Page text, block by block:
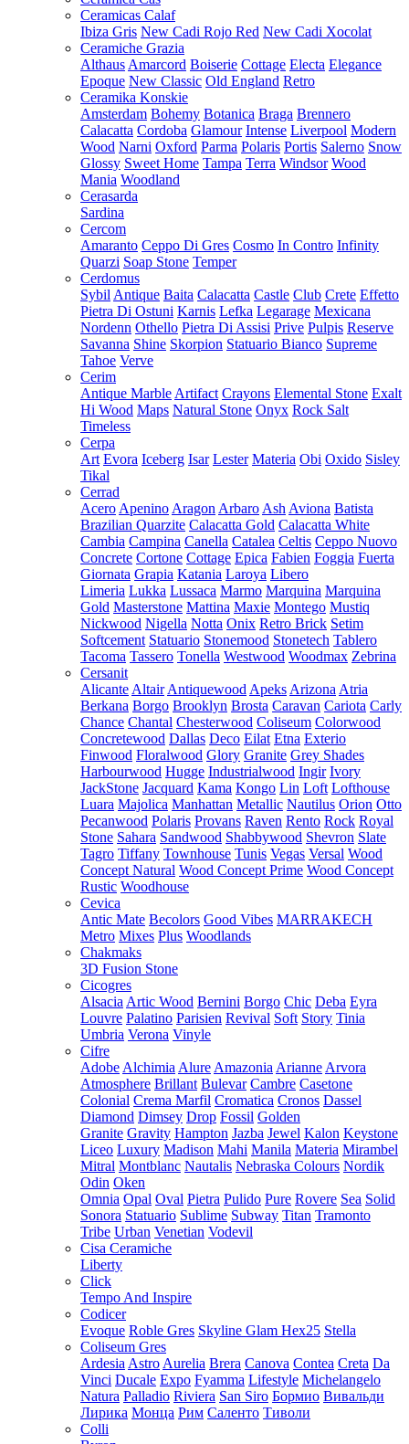
Ceramicas Calaf
Ibiza Gris New Cadi Rojo Red New Cadi Xocolat
Ceramiche Grazia
Althaus Amarcord Boiserie Cottage Electa Elegance
Epoque New Classic Old England Retro
Ceramika Konskie
Amsterdam Bohemy Botanica Braga Brennero
Calacatta Cordoba Glamour Intense Liverpool Modern
Wood Narni Oxford Parma Polaris Portis Salerno Snow
Glossy Sweet Home Tampa Terra Windsor Wood
Mania Woodland
Cerasarda
Sardina
Cercom
Amaranto Ceppo Di Gres Cosmo In Contro Infinity
Quarzi Soap Stone Temper
Cerdomus
Sybil Antique Baita Calacatta Castle Club Crete Effetto
Pietra Di Ostuni Karnis Lefka Legarage Mexicana
Nordenn Othello Pietra Di Assisi Prive Pulpis Reserve
Savanna Shine Skorpion Statuario Bianco Supreme
Tahoe Verve
Cerim
Antique Marble Artifact Crayons Elemental Stone Exalt
Hi Wood Maps Natural Stone Onyx Rock Salt
Timeless
Cerpa
Art Evora Iceberg Isar Lester Materia Obi Oxido Sisley
Tikal
Cerrad
Acero Apenino Aragon Arbaro Ash Aviona Batista
Brazilian Quarzite Calacatta Gold Calacatta White
Cambia Campina Canella Catalea Celtis Ceppo Nuovo
Concrete Cortone Cottage Epica Fabien Foggia Fuerta
Giornata Grapia Katania Laroya Libero
Limeria Lukka Lussaca Marmo Marquina Marquina
Gold Masterstone Mattina Maxie Montego Mustiq
Nickwood Nigella Notta Onix Retro Brick Setim
Softcement Statuario Stonemood Stonetech Tablero
Tacoma Tassero Tonella Westwood Woodmax Zebrina
Cersanit
Alicante Altair Antiquewood Apeks Arizona Atria
Berkana Borgo Brooklyn Brosta Caravan Cariota Carly
Chance Chantal Chesterwood Coliseum Colorwood
Concretewood Dallas Deco Eilat Etna Exterio
Finwood Floralwood Glory Granite Grey Shades
Harbourwood Hugge Industrialwood Ingir Ivory
JackStone Jacquard Kama Kongo Lin Loft Lofthouse
Luara Majolica Manhattan Metallic Nautilus Orion Otto
Pecanwood Polaris Provans Raven Rento Rock Royal
Stone Sahara Sandwood Shabbywood Shevron Slate
Tagro Tiffany Townhouse Tunis Vegas Versal Wood
Concept Natural Wood Concept Prime Wood Concept
Rustic Woodhouse
Cevica
Antic Mate Becolors Good Vibes MARRAKECH
Metro Mixes Plus Woodlands
Chakmaks
3D Fusion Stone
Cicogres
Alsacia Artic Wood Bernini Borgo Chic Deba Eyra
Louvre Palatino Parisien Revival Soft Story Tinia
Umbria Verona Vinyle
Cifre
Adobe Alchimia Alure Amazonia Arianne Arvora
Atmosphere Brillant Bulevar Cambre Casetone
Colonial Crema Marfil Cromatica Cronos Dassel
Diamond Dimsey Drop Fossil Golden
Granite Gravity Hampton Jazba Jewel Kalon Keystone
Liceo Luxury Madison Mahi Manila Materia Mirambel
Mitral Montblanc Nautalis Nebraska Colours Nordik
Odin Oken
Omnia Opal Oval Pietra Pulido Pure Rovere Sea Solid
Sonora Statuario Sublime Subway Titan Tramonto
Tribe Urban Venetian Vodevil
Cisa Ceramiche
Liberty
Click
Tempo And Inspire
Codicer
Evoque Roble Gres Skyline Glam Hex25 Stella
Coliseum Gres
Ardesia Astro Aurelia Brera Canova Contea Creta Da
Vinci Ducale Expo Fyamma Lifestyle Michelangelo
Natura Palladio Riviera San Siro Бормио Вивальди
Лирика Монца Рим Саленто Тиволи
Colli